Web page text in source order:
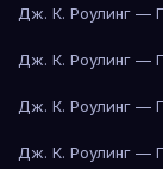
Дж. К. Роулинг —
Дж. К. Роулинг —
Дж. К. Роулинг —
Дж. К. Роулинг —